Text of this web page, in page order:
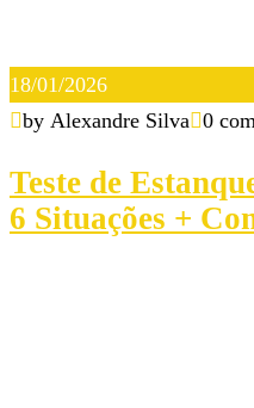
18/01/2026
by Alexandre Silva 0
Teste de
6 Situações +